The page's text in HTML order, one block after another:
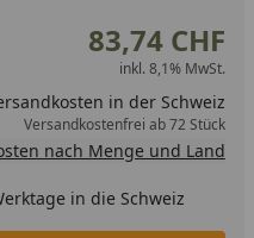
83,74 CHF
inkl. 8,1% MwSt.
in der Schweiz
Versandkostenfrei ab 72 Stück
nach Menge und Land
in die Schweiz